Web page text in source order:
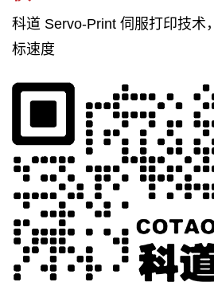
科道 Servo-Print 伺服打印技术
标速度